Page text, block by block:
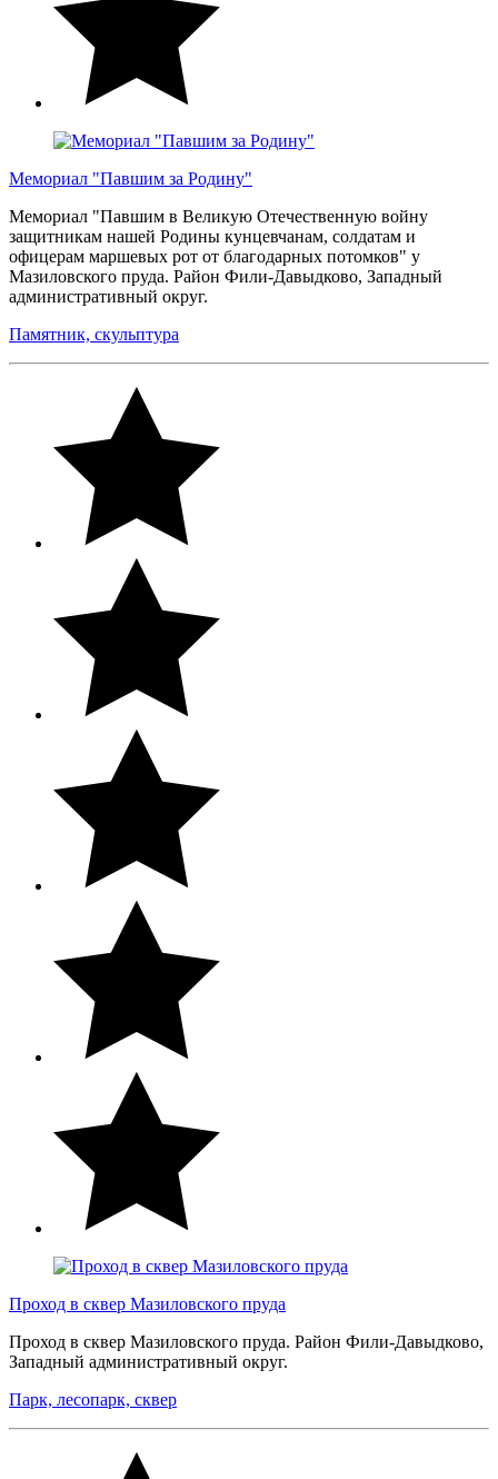
Мемориал "Павшим за Родину"
Мемориал "Павшим в Великую Отечественную войну
защитникам нашей Родины кунцевчанам, солдатам и
офицерам маршевых рот от благодарных потомков" у
Мазиловского пруда. Район Фили-Давыдково, Западный
административный округ.
Памятник, скульптура
Проход в сквер Мазиловского пруда
Проход в сквер Мазиловского пруда. Район Фили-Давыдково,
Западный административный округ.
Парк, лесопарк, сквер